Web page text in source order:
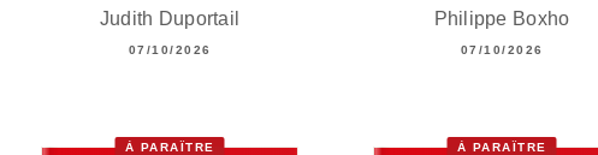
Judith Duportail
07/10/2026
Philippe Boxho
07/10/2026
À PARAÎTRE À PARAÎTRE